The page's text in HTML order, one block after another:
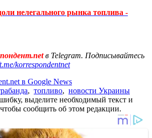
нелегального рынка топлива -
в Telegram. Подписывайтесь
korrespondentnet
в Google News
, топливо, новости Украины
выделите необходимый текст и
сообщить об этом редакции.